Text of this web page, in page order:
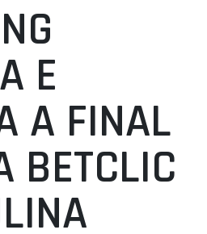
E
A FINAL
BETCLIC